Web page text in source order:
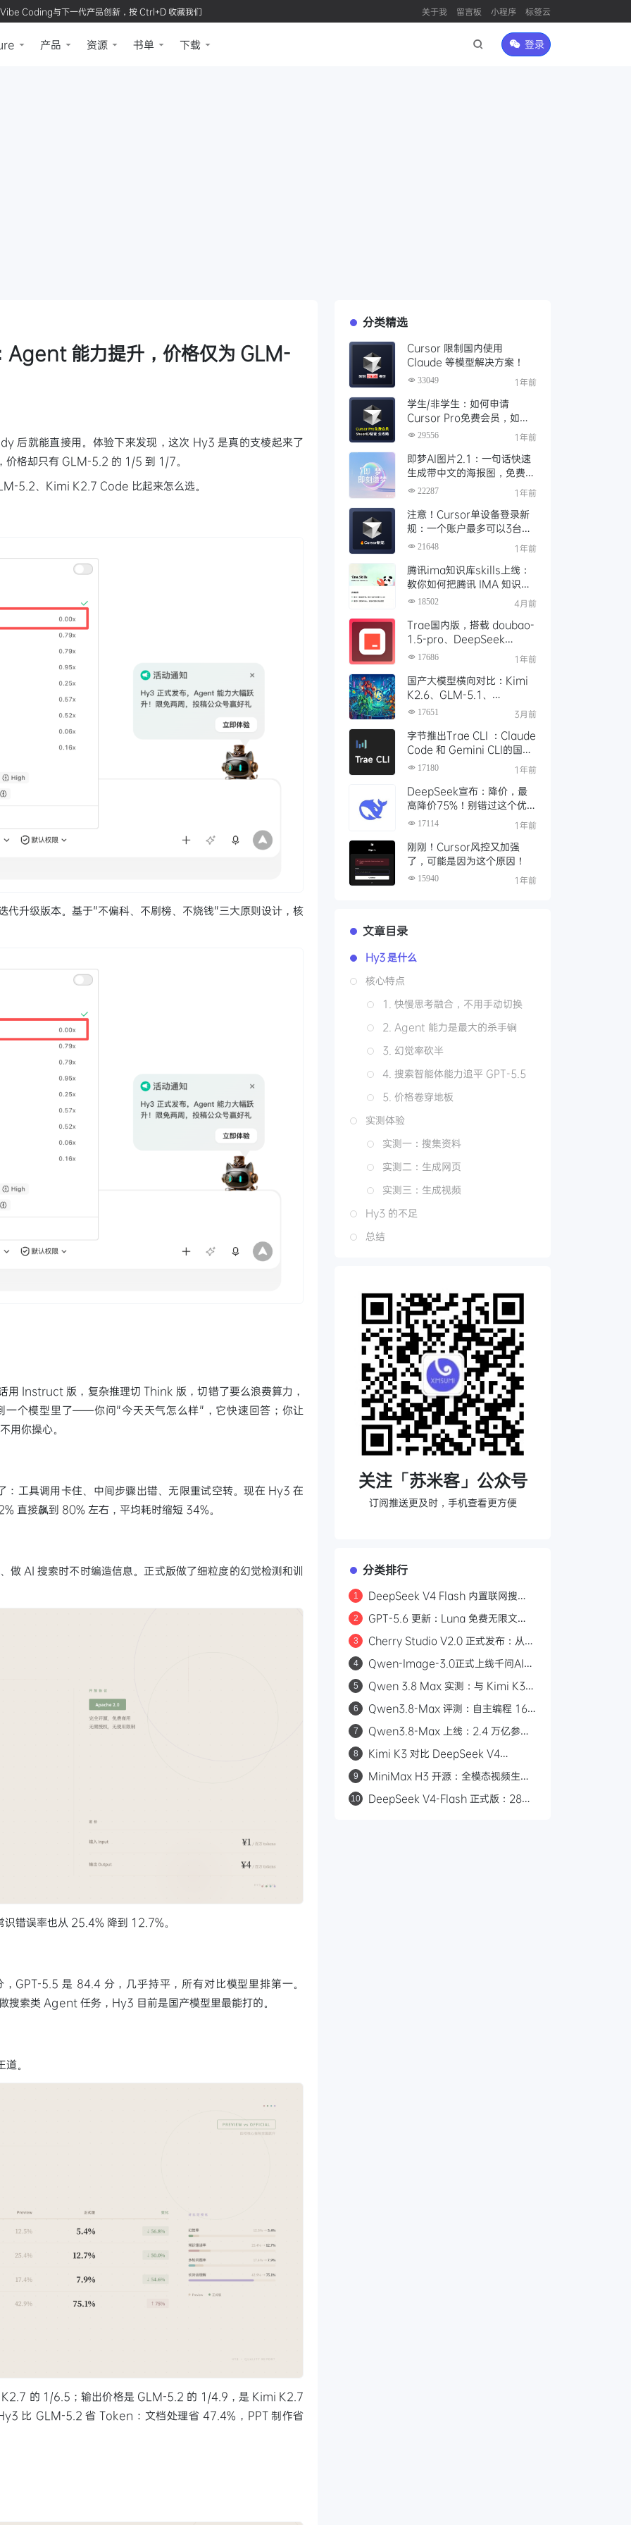
Coding与下一代产品创新，按 Ctrl+D 收藏我们 关于我 留言板 小程序 标签云
产品 资源 书单 下载 登录
Agent 能力提升，价格仅为 GLM-
后就能直接用。体验下来发现，这次 Hy3 是真的支棱起来了
格却只有 GLM-5.2 的 1/5 到 1/7。
5.2、Kimi K2.7 Code 比起来怎么选。
升级版本。基于"不偏科、不刷榜、不烧钱"三大原则设计，核
用 Instruct 版，复杂推理切 Think 版，切错了要么浪费算力，
一个模型里了——你问"今天天气怎么样"，它快速回答；你让
用你操心。
工具调用卡住、中间步骤出错、无限重试空转。现在 Hy3 在
接飙到 80% 左右，平均耗时缩短 34%。
AI 搜索时不时编造信息。正式版做了细粒度的幻觉检测和训
错误率也从 25.4% 降到 12.7%。
5.5 是 84.4 分，几乎持平，所有对比模型里排第一。
索类 Agent 任务，Hy3 目前是国产模型里最能打的。
。
的 1/6.5；输出价格是 GLM-5.2 的 1/4.9，是 Kimi K2.7
比 GLM-5.2 省 Token：文档处理省 47.4%，PPT 制作省
分类精选
Cursor 限制国内使用
Claude 等模型解决方案！
33049 1年前
学生/非学生：如何申请
Cursor Pro免费会员，如何
通过SheerID验证快速激活全
29556 1年前
即梦AI图片2.1：一句话快速
生成带中文的海报图，免费AI
文生图、视频工具、AIGC创
22287 1年前
注意！Cursor单设备登录新
规：一个账户最多可以3台设
备登录，且限制单点登录
21648 1年前
腾讯ima知识库skills上线：
教你如何把腾讯 IMA 知识库
接入 OpenClaw 一步打通
18502 4月前
Trae国内版，搭载 doubao-
1.5-pro、DeepSeek
R1/V3模型，对比 Trae 国际
17686 1年前
国产大模型横向对比：Kimi
K2.6、GLM-5.1、
Qwen3、MiniMax M2 四
17651 3月前
字节推出Trae CLI ：Claude
Code 和 Gemini CLI的国产
平替 ？手把手教你如何安装
17180 1年前
DeepSeek宣布：降价，最
高降价75%！别错过这个优
惠时段，赶紧充值
17114 1年前
刚刚！Cursor风控又加强
了，可能是因为这个原因！
15940 1年前
文章目录
Hy3 是什么
核心特点
1. 快慢思考融合，不用手动切换
2. Agent 能力是最大的杀手锏
3. 幻觉率砍半
4. 搜索智能体能力追平 GPT-5.5
5. 价格卷穿地板
实测体验
实测一：搜集资料
实测二：生成网页
实测三：生成视频
Hy3 的不足
总结
关注「苏米客」公众号
订阅推送更及时，手机查看更方便
分类排行
1
DeepSeek V4 Flash 内置联网搜
web_search，Codex 可直接调用
2
GPT-5.6 更新：Luna 免费无限文
3
Cherry Studio V2.0 正式发布：从
能工作站
4
Qwen-Image-3.0正式上线千问AI平
4.5k token复杂版面一次生成
5
Qwen 3.8 Max 实测：与 Kimi K3
6
Qwen3.8-Max 评测：自主编程 16
7
Qwen3.8-Max 上线：2.4 万亿参
AI 平台
8
Kimi K3 对比 DeepSeek V4
路线之争
9
MiniMax H3 开源：全模态视频生成
10
DeepSeek V4-Flash 正式版：284B